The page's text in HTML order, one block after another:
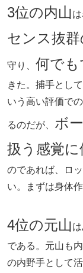
3位の内山
センス抜
守り、 何でも
きた。捕手とし
いう高い評価で
るのだが、 ボ
扱う感覚
のであれば、ロ
い。まずは身体
4位の元山
である。元山も
の内野手として